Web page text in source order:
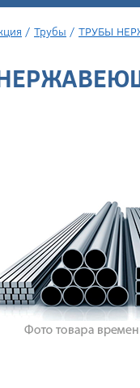
/ Трубы / ТРУБЫ